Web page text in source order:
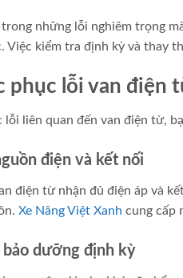
trong những lỗi nghiêm trọng
Việc kiểm tra định kỳ và thay
phục lỗi van điện
lỗi liên quan đến van điện từ,
điện và kết nối
điện từ nhận đủ điện áp và
Xe Nâng Việt Xanh cung cấp
bảo dưỡng định kỳ